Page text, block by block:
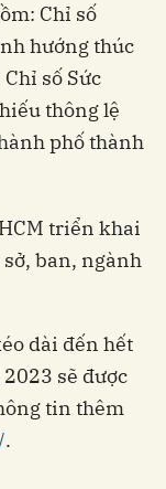
Chỉ số
hướng thúc
số Sức
thông lệ
phố thành
triển khai
ban, ngành
dài đến hết
sẽ được
tin thêm
.